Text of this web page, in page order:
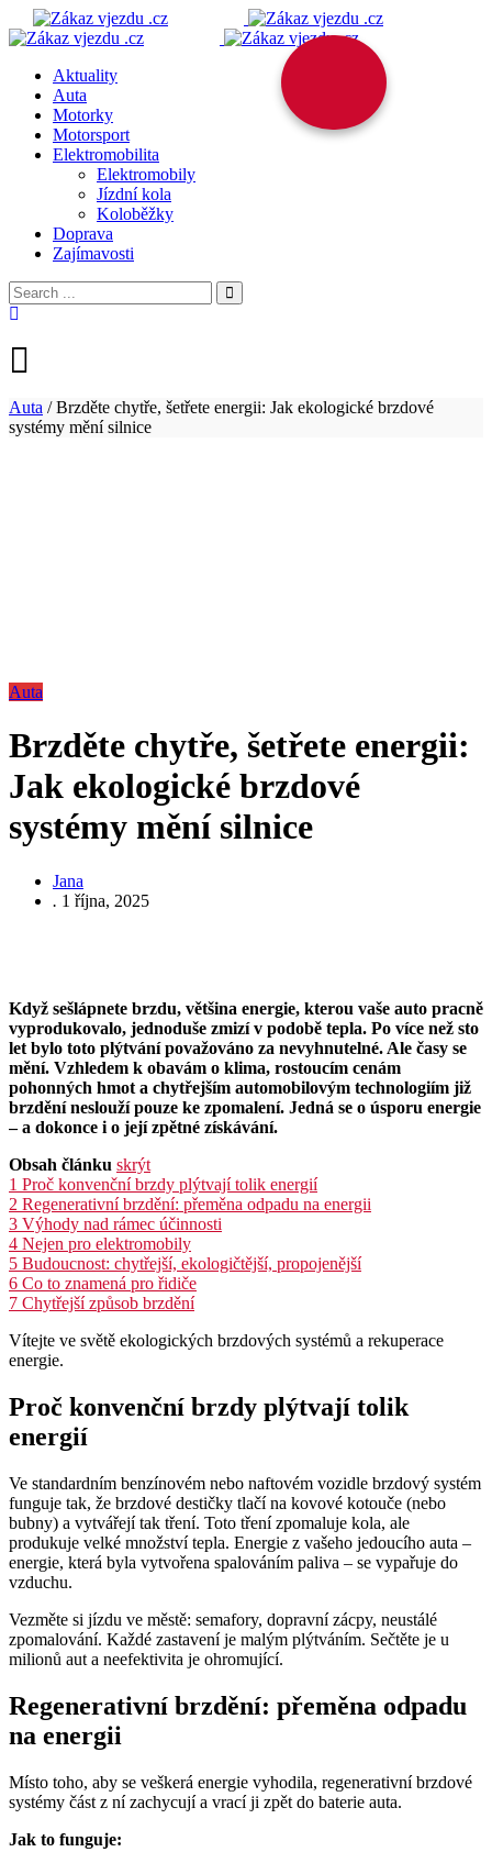
Aktuality
Auta
Motorky
Motorsport
Elektromobilita
Elektromobily
Jízdní kola
Koloběžky
Doprava
Zajímavosti
Auta /Brzděte chytře, šetřete energii: Jak ekologické brzdové
systémy mění silnice
Auta
Brzděte chytře, šetřete energii:
Jak ekologické brzdové
systémy mění silnice
Jana
. 1 října, 2025
Když sešlápnete brzdu, většina energie, kterou vaše auto pracně
vyprodukovalo, jednoduše zmizí v podobě tepla. Po více než sto
let bylo toto plýtvání považováno za nevyhnutelné. Ale časy se
mění. Vzhledem k obavám o klima, rostoucím cenám
pohonných hmot a chytřejším automobilovým technologiím již
brzdění neslouží pouze ke zpomalení. Jedná se o úsporu energie
– a dokonce i o její zpětné získávání.
Obsah článku skrýt
1 Proč konvenční brzdy plýtvají tolik energií
2 Regenerativní brzdění: přeměna odpadu na energii
3 Výhody nad rámec účinnosti
4 Nejen pro elektromobily
5 Budoucnost: chytřejší, ekologičtější, propojenější
6 Co to znamená pro řidiče
7 Chytřejší způsob brzdění
Vítejte ve světě ekologických brzdových systémů a rekuperace
energie.
Proč konvenční brzdy plýtvají tolik
energií
Ve standardním benzínovém nebo naftovém vozidle brzdový systém
funguje tak, že brzdové destičky tlačí na kovové kotouče (nebo
bubny) a vytvářejí tak tření. Toto tření zpomaluje kola, ale
produkuje velké množství tepla. Energie z vašeho jedoucího auta –
energie, která byla vytvořena spalováním paliva – se vypařuje do
vzduchu.
Vezměte si jízdu ve městě: semafory, dopravní zácpy, neustálé
zpomalování. Každé zastavení je malým plýtváním. Sečtěte je u
milionů aut a neefektivita je ohromující.
Regenerativní brzdění: přeměna odpadu
na energii
Místo toho, aby se veškerá energie vyhodila, regenerativní brzdové
systémy část z ní zachycují a vrací ji zpět do baterie auta.
Jak to funguje: